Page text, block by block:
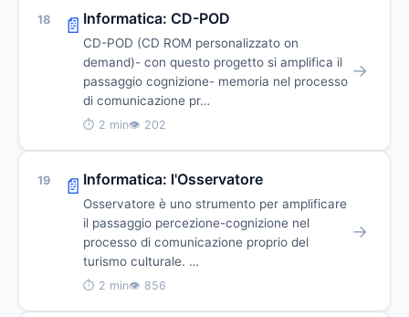
18 📄 Informatica: CD-POD
CD-POD (CD ROM personalizzato on
demand)- con questo progetto si amplifica il
passaggio cognizione- memoria nel processo
di comunicazione pr…
⏱ 2 min👁 202
→
19 📄 Informatica: l'Osservatore
Osservatore è uno strumento per amplificare
il passaggio percezione-cognizione nel
processo di comunicazione proprio del
turismo culturale. …
⏱ 2 min👁 856
→